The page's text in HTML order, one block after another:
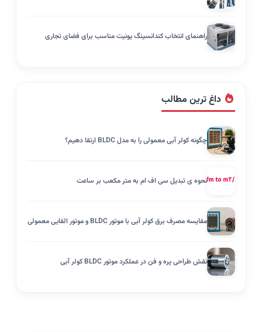
راهنمای انتخاب کندانسینگ یونیت مناسب برای فضای تجاری
داغ ترین مطالب
چگونه کولر آبی معمولی را به مدل BLDC ارتقا دهیم؟
نحوه ی تبدیل سی اف ام به متر مکعب بر ساعت
مقایسه مصرف برق کولر آبی با موتور BLDC و موتور القایی معمولی
نقش طراحی پره و فن در عملکرد موتور BLDC کولر آبی